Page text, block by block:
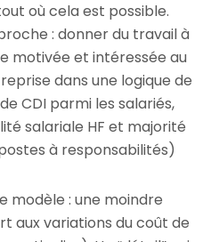
où cela est possible.
: donner du travail à
motivée et intéressée au
dans une logique de
CDI parmi les salariés,
salariale HF et majorité
à responsabilités)
modèle : une moindre
aux variations du coût de